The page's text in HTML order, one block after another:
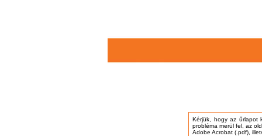
Kérjük, hogy az űrlapot
probléma merül fel, az
Adobe Acrobat (.pdf),